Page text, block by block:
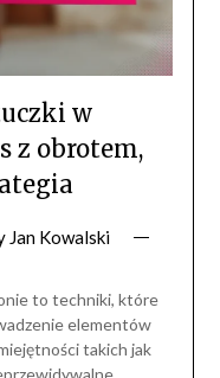
w
z obrotem,
Jan Kowalski
to techniki, które
elementów
takich jak